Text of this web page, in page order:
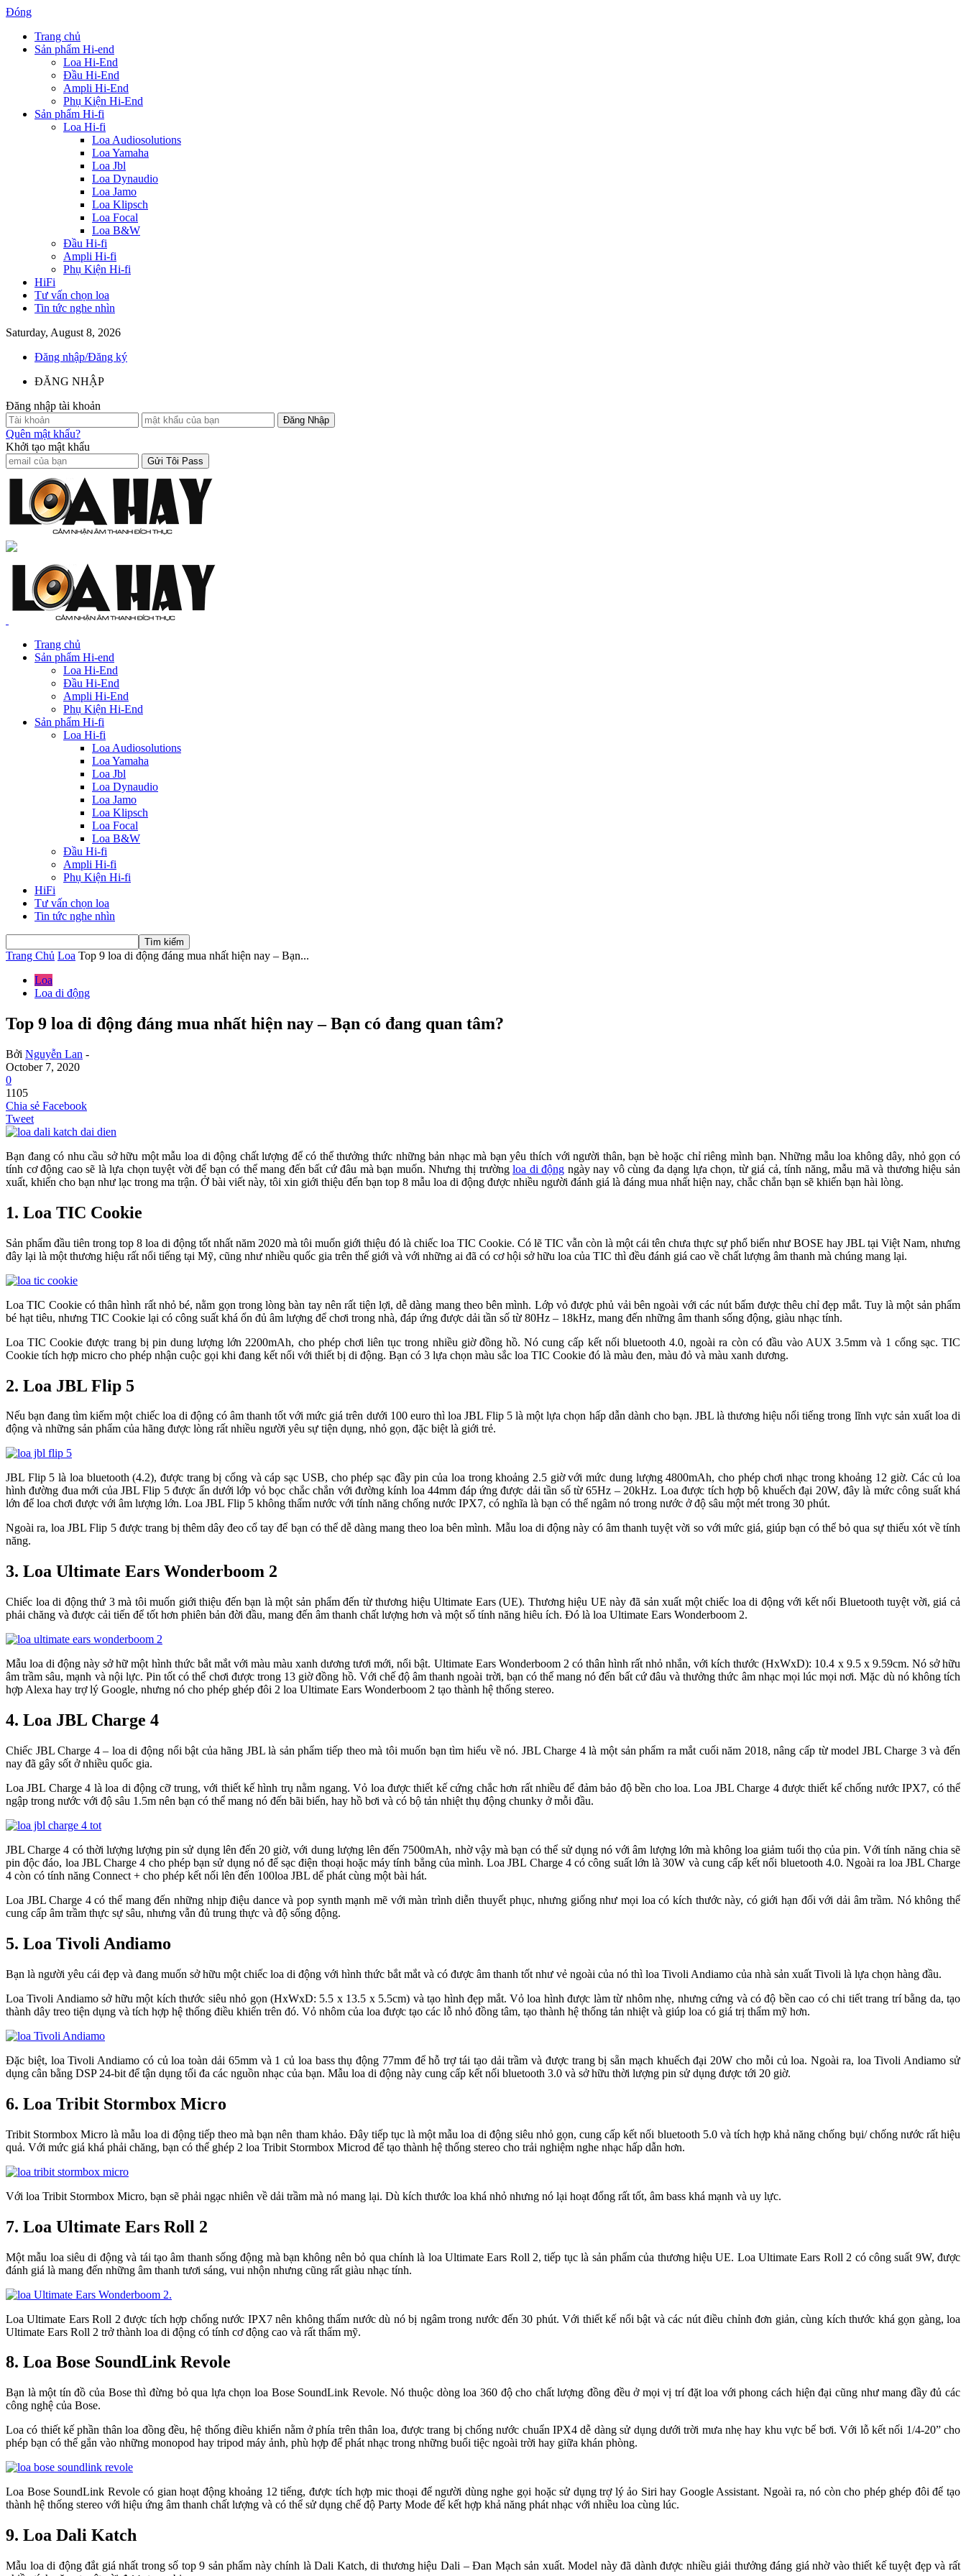
Đóng
Trang chủ
Sản phẩm Hi-end
Loa Hi-End
Đầu Hi-End
Ampli Hi-End
Phụ Kiện Hi-End
Sản phẩm Hi-fi
Loa Hi-fi
Loa Audiosolutions
Loa Yamaha
Loa Jbl
Loa Dynaudio
Loa Jamo
Loa Klipsch
Loa Focal
Loa B&W
Đầu Hi-fi
Ampli Hi-fi
Phụ Kiện Hi-fi
HiFi
Tư vấn chọn loa
Tin tức nghe nhìn
Saturday, August 8, 2026
Đăng nhập/Đăng ký
ĐĂNG NHẬP
Đăng nhập tài khoản
Quên mật khẩu?
Khởi tạo mật khẩu
Trang chủ
Sản phẩm Hi-end
Loa Hi-End
Đầu Hi-End
Ampli Hi-End
Phụ Kiện Hi-End
Sản phẩm Hi-fi
Loa Hi-fi
Loa Audiosolutions
Loa Yamaha
Loa Jbl
Loa Dynaudio
Loa Jamo
Loa Klipsch
Loa Focal
Loa B&W
Đầu Hi-fi
Ampli Hi-fi
Phụ Kiện Hi-fi
HiFi
Tư vấn chọn loa
Tin tức nghe nhìn
Trang Chủ Loa Top 9 loa di động đáng mua nhất hiện nay – Bạn...
Loa
Loa di động
Top 9 loa di động đáng mua nhất hiện nay – Bạn có đang quan tâm?
Bởi Nguyễn Lan -
October 7, 2020
0
1105
Chia sẻ Facebook
Tweet
Bạn đang có nhu cầu sở hữu một mẫu loa di động chất lượng để có thể thưởng thức những bản nhạc mà bạn yêu thích với người thân, bạn bè hoặc chỉ riêng mình bạn. Những mẫu loa không dây, nhỏ gọn có
tính cơ động cao sẽ là lựa chọn tuyệt vời để bạn có thể mang đến bất cứ đâu mà bạn muốn. Nhưng thị trườngloa di động ngày nay vô cùng đa dạng lựa chọn, từ giá cả, tính năng, mẫu mã và thương hiệu sản
xuất, khiến cho bạn như lạc trong ma trận. Ở bài viết này, tôi xin giới thiệu đến bạn top 8 mẫu loa di động được nhiều người đánh giá là đáng mua nhất hiện nay, chắc chắn bạn sẽ khiến bạn hài lòng.
1. Loa TIC Cookie
Sản phẩm đầu tiên trong top 8 loa di động tốt nhất năm 2020 mà tôi muốn giới thiệu đó là chiếc loa TIC Cookie. Có lẽ TIC vẫn còn là một cái tên chưa thực sự phổ biến như BOSE hay JBL tại Việt Nam, nhưng
đây lại là một thương hiệu rất nổi tiếng tại Mỹ, cũng như nhiều quốc gia trên thế giới và với những ai đã có cơ hội sở hữu loa của TIC thì đều đánh giá cao về chất lượng âm thanh mà chúng mang lại.
Loa TIC Cookie có thân hình rất nhỏ bé, nằm gọn trong lòng bàn tay nên rất tiện lợi, dễ dàng mang theo bên mình. Lớp vỏ được phủ vải bên ngoài với các nút bấm được thêu chỉ đẹp mắt. Tuy là một sản phẩm
bé hạt tiêu, nhưng TIC Cookie lại có công suất khá ổn đủ âm lượng để chơi trong nhà, đáp ứng được dải tần số từ 80Hz – 18kHz, mang đến những âm thanh sống động, giàu nhạc tính.
Loa TIC Cookie được trang bị pin dung lượng lớn 2200mAh, cho phép chơi liên tục trong nhiều giờ đồng hồ. Nó cung cấp kết nối bluetooth 4.0, ngoài ra còn có đầu vào AUX 3.5mm và 1 cổng sạc. TIC
Cookie tích hợp micro cho phép nhận cuộc gọi khi đang kết nối với thiết bị di động. Bạn có 3 lựa chọn màu sắc loa TIC Cookie đó là màu đen, màu đỏ và màu xanh dương.
2. Loa JBL Flip 5
Nếu bạn đang tìm kiếm một chiếc loa di động có âm thanh tốt với mức giá trên dưới 100 euro thì loa JBL Flip 5 là một lựa chọn hấp dẫn dành cho bạn. JBL là thương hiệu nổi tiếng trong lĩnh vực sản xuất loa di
động và những sản phẩm của hãng được lòng rất nhiều người yêu sự tiện dụng, nhỏ gọn, đặc biệt là giới trẻ.
JBL Flip 5 là loa bluetooth (4.2), được trang bị cổng và cáp sạc USB, cho phép sạc đầy pin của loa trong khoảng 2.5 giờ với mức dung lượng 4800mAh, cho phép chơi nhạc trong khoảng 12 giờ. Các củ loa
hình đường đua mới của JBL Flip 5 được ẩn dưới lớp vỏ bọc chắc chắn với đường kính loa 44mm đáp ứng được dải tần số từ 65Hz – 20kHz. Loa được tích hợp bộ khuếch đại 20W, đây là mức công suất khá
lớn để loa chơi được với âm lượng lớn. Loa JBL Flip 5 không thấm nước với tính năng chống nước IPX7, có nghĩa là bạn có thể ngâm nó trong nước ở độ sâu một mét trong 30 phút.
Ngoài ra, loa JBL Flip 5 được trang bị thêm dây đeo cổ tay để bạn có thể dễ dàng mang theo loa bên mình. Mẫu loa di động này có âm thanh tuyệt vời so với mức giá, giúp bạn có thể bỏ qua sự thiếu xót về tính
năng.
3. Loa Ultimate Ears Wonderboom 2
Chiếc loa di động thứ 3 mà tôi muốn giới thiệu đến bạn là một sản phẩm đến từ thương hiệu Ultimate Ears (UE). Thương hiệu UE này đã sản xuất một chiếc loa di động với kết nối Bluetooth tuyệt vời, giá cả
phải chăng và được cải tiến để tốt hơn phiên bản đời đầu, mang đến âm thanh chất lượng hơn và một số tính năng hiêu ích. Đó là loa Ultimate Ears Wonderboom 2.
Mẫu loa di động này sở hữ một hình thức bắt mắt với màu màu xanh dương tươi mới, nổi bật. Ultimate Ears Wonderboom 2 có thân hình rất nhỏ nhắn, với kích thước (HxWxD): 10.4 x 9.5 x 9.59cm. Nó sở hữu
âm trầm sâu, mạnh và nội lực. Pin tốt có thể chơi được trong 13 giờ đồng hồ. Với chế độ âm thanh ngoài trời, bạn có thể mang nó đến bất cứ đâu và thưởng thức âm nhạc mọi lúc mọi nơi. Mặc dù nó không tích
hợp Alexa hay trợ lý Google, nhưng nó cho phép ghép đôi 2 loa Ultimate Ears Wonderboom 2 tạo thành hệ thống stereo.
4. Loa JBL Charge 4
Chiếc JBL Charge 4 – loa di động nổi bật của hãng JBL là sản phẩm tiếp theo mà tôi muốn bạn tìm hiểu về nó. JBL Charge 4 là một sản phẩm ra mắt cuối năm 2018, nâng cấp từ model JBL Charge 3 và đến
nay đã gây sốt ở nhiều quốc gia.
Loa JBL Charge 4 là loa di động cỡ trung, với thiết kế hình trụ nằm ngang. Vỏ loa được thiết kế cứng chắc hơn rất nhiều để đảm bảo độ bền cho loa. Loa JBL Charge 4 được thiết kế chống nước IPX7, có thể
ngập trong nước với độ sâu 1.5m nên bạn có thể mang nó đến bãi biển, hay hồ bơi và có bộ tản nhiệt thụ động chunky ở mỗi đầu.
JBL Charge 4 có thời lượng lượng pin sử dụng lên đến 20 giờ, với dung lượng lên đến 7500mAh, nhờ vậy mà bạn có thể sử dụng nó với âm lượng lớn mà không loa giảm tuổi thọ của pin. Với tính năng chia sẽ
pin độc đáo, loa JBL Charge 4 cho phép bạn sử dụng nó để sạc điện thoại hoặc máy tính bẳng của mình. Loa JBL Charge 4 có công suất lớn là 30W và cung cấp kết nối bluetooth 4.0. Ngoài ra loa JBL Charge
4 còn có tính năng Connect + cho phép kết nối lên đến 100loa JBL dể phát cùng một bài hát.
Loa JBL Charge 4 có thể mang đến những nhịp điệu dance và pop synth mạnh mẽ với màn trình diễn thuyết phục, nhưng giống như mọi loa có kích thước này, có giới hạn đối với dải âm trầm. Nó không thể
cung cấp âm trầm thực sự sâu, nhưng vẫn đủ trung thực và độ sống động.
5. Loa Tivoli Andiamo
Bạn là người yêu cái đẹp và đang muốn sở hữu một chiếc loa di động với hình thức bắt mắt và có được âm thanh tốt như vẻ ngoài của nó thì loa Tivoli Andiamo của nhà sản xuất Tivoli là lựa chọn hàng đầu.
Loa Tivoli Andiamo sở hữu một kích thước siêu nhỏ gọn (HxWxD: 5.5 x 13.5 x 5.5cm) và tạo hình đẹp mắt. Vỏ loa hình được làm từ nhôm nhẹ, nhưng cứng và có độ bền cao có chi tiết trang trí bằng da, tạo
thành dây treo tiện dụng và tích hợp hệ thống điều khiển trên đó. Vỏ nhôm của loa được tạo các lỗ nhỏ đồng tâm, tạo thành hệ thống tản nhiệt và giúp loa có giá trị thẩm mỹ hơn.
Đặc biệt, loa Tivoli Andiamo có củ loa toàn dải 65mm và 1 củ loa bass thụ động 77mm để hỗ trợ tái tạo dải trầm và được trang bị sẵn mạch khuếch đại 20W cho mỗi củ loa. Ngoài ra, loa Tivoli Andiamo sử
dụng cân bằng DSP 24-bit để tận dụng tối đa các nguồn nhạc của bạn. Mẫu loa di động này cung cấp kết nối bluetooth 3.0 và sở hữu thời lượng pin sử dụng được tới 20 giờ.
6. Loa Tribit Stormbox Micro
Tribit Stormbox Micro là mẫu loa di động tiếp theo mà bạn nên tham khảo. Đây tiếp tục là một mẫu loa di động siêu nhỏ gọn, cung cấp kết nối bluetooth 5.0 và tích hợp khả năng chống bụi/ chống nước rất hiệu
quả. Với mức giá khá phải chăng, bạn có thể ghép 2 loa Tribit Stormbox Microd để tạo thành hệ thống stereo cho trải nghiệm nghe nhạc hấp dẫn hơn.
Với loa Tribit Stormbox Micro, bạn sẽ phải ngạc nhiên về dải trầm mà nó mang lại. Dù kích thước loa khá nhỏ nhưng nó lại hoạt đổng rất tốt, âm bass khá mạnh và uy lực.
7. Loa Ultimate Ears Roll 2
Một mẫu loa siêu di động và tái tạo âm thanh sống động mà bạn không nên bỏ qua chính là loa Ultimate Ears Roll 2, tiếp tục là sản phẩm của thương hiệu UE. Loa Ultimate Ears Roll 2 có công suất 9W, được
đánh giá là mang đến những âm thanh tươi sáng, vui nhộn nhưng cũng rất giàu nhạc tính.
Loa Ultimate Ears Roll 2 được tích hợp chống nước IPX7 nên không thấm nước dù nó bị ngâm trong nước đến 30 phút. Với thiết kế nổi bật và các nút điều chỉnh đơn giản, cùng kích thước khá gọn gàng, loa
Ultimate Ears Roll 2 trở thành loa di động có tính cơ động cao và rất thẩm mỹ.
8. Loa Bose SoundLink Revole
Bạn là một tín đồ của Bose thì đừng bỏ qua lựa chọn loa Bose SoundLink Revole. Nó thuộc dòng loa 360 độ cho chất lượng đồng đều ở mọi vị trí đặt loa với phong cách hiện đại cũng như mang đầy đủ các
công nghệ của Bose.
Loa có thiết kế phần thân loa đồng đều, hệ thống điều khiển nằm ở phía trên thân loa, được trang bị chống nước chuẩn IPX4 dễ dàng sử dụng dưới trời mưa nhẹ hay khu vực bể bơi. Với lỗ kết nối 1/4-20” cho
phép bạn có thể gắn vào những monopod hay tripod máy ảnh, phù hợp để phát nhạc trong những buổi tiệc ngoài trời hay giữa khán phòng.
Loa Bose SoundLink Revole có gian hoạt động khoảng 12 tiếng, được tích hợp mic thoại để người dùng nghe gọi hoặc sử dụng trợ lý ảo Siri hay Google Assistant. Ngoài ra, nó còn cho phép ghép đôi để tạo
thành hệ thống stereo với hiệu ứng âm thanh chất lượng và có thể sử dụng chế độ Party Mode để kết hợp khả năng phát nhạc với nhiều loa cùng lúc.
9. Loa Dali Katch
Mẫu loa di động đắt giá nhất trong số top 9 sản phẩm này chính là Dali Katch, di thương hiệu Dali – Đan Mạch sản xuất. Model này đã dành được nhiều giải thưởng đáng giá nhờ vào thiết kế tuyệt đẹp và rất